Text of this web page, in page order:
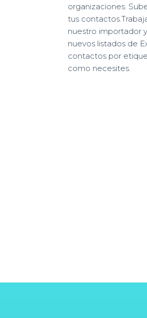
organizaciones.
tus
nuestro importador
nuevos listados de
contactos por
como necesites.